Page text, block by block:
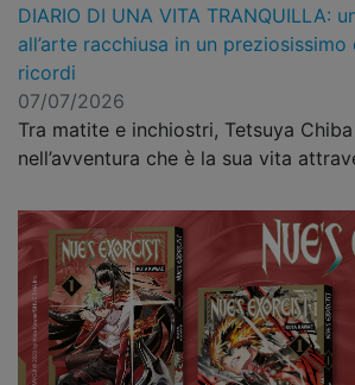
DIARIO DI UNA VITA TRANQUILLA:
all’arte racchiusa in un
ricordi
07/07/2026
Tra matite e inchiostri, Tetsuya
nell’avventura che è la sua vita